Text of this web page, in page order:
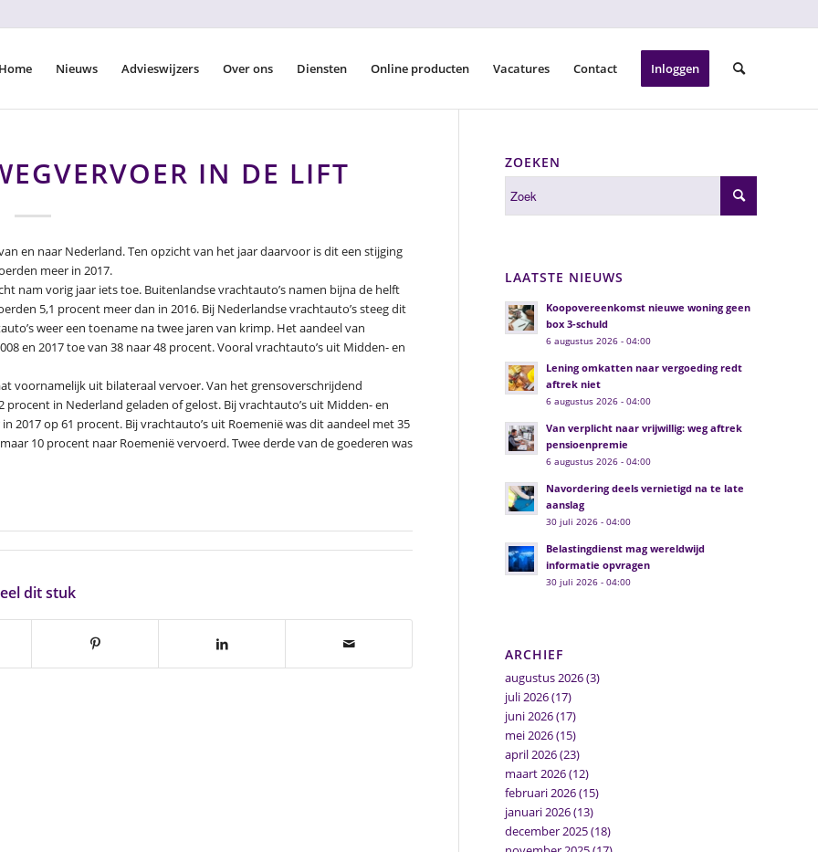
Home Nieuws Advieswijzers Over ons Diensten Online producten Vacatures Contact Inloggen
IN DE LIFT
en naar Nederland. Ten opzicht van het jaar daarvoor is dit een stijging
meer in 2017.
nam vorig jaar iets toe. Buitenlandse vrachtauto’s namen bijna de helft
5,1 procent meer dan in 2016. Bij Nederlandse vrachtauto’s steeg dit
weer een toename na twee jaren van krimp. Het aandeel van
en 2017 toe van 38 naar 48 procent. Vooral vrachtauto’s uit Midden- en
voornamelijk uit bilateraal vervoer. Van het grensoverschrijdend
in Nederland geladen of gelost. Bij vrachtauto’s uit Midden- en
2017 op 61 procent. Bij vrachtauto’s uit Roemenië was dit aandeel met 35
10 procent naar Roemenië vervoerd. Twee derde van de goederen was
dit stuk
ZOEKEN
LAATSTE NIEUWS
Koopovereenkomst nieuwe woning geen
box 3-schuld
6 augustus 2026 - 04:00
Lening omkatten naar vergoeding redt
aftrek niet
6 augustus 2026 - 04:00
Van verplicht naar vrijwillig: weg aftrek
pensioenpremie
6 augustus 2026 - 04:00
Navordering deels vernietigd na te late
aanslag
30 juli 2026 - 04:00
Belastingdienst mag wereldwijd
informatie opvragen
30 juli 2026 - 04:00
ARCHIEF
augustus 2026(3)
juli 2026(17)
juni 2026(17)
mei 2026(15)
april 2026(23)
maart 2026(12)
februari 2026(15)
januari 2026(13)
december 2025(18)